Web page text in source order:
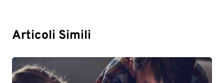
Articoli Simili